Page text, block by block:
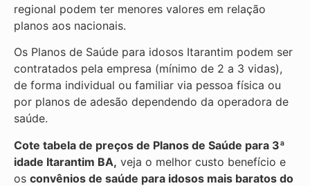
regional podem ter menores valores em relação
planos aos nacionais.
Os Planos de Saúde para idosos Itarantim podem ser
contratados pela empresa (mínimo de 2 a 3 vidas),
de forma individual ou familiar via pessoa física ou
por planos de adesão dependendo da operadora de
saúde.
Cote tabela de preços de Planos de Saúde para 3ª
idade Itarantim BA, veja o melhor custo benefício e
os convênios de saúde para idosos mais baratos do